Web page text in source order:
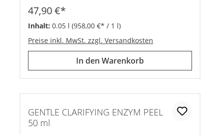
natürlichen Erneuerungsprozess der Haut sanft
anregen. Für ein glattes und geschmeidiges
Hautgefühl. pH: ~4,5 / Säuregehalt:
den natürlichen Erneuerungsprozess der Haut
anideal zur Behandlung feiner Linien und Falten
sowie bei unreiner Hautträgt bei regelmäßiger
Anwendung zur Verbesserung des Hautbildes
beihinterlässt einen ebenmäßigen
keratolytische Wirkung, spendet intensive
Zellstoffwechsel der HautWEINSÄURE (TARTARIC
ACID) | keratolytisch, mild adstringierend,
47,90 €*
Inhalt: 0.05 l (958,00 €* / 1 l)
Preise inkl. MwSt. zzgl. Versandkosten
In den Warenkorb
GENTLE CLARIFYING ENZYM PEEL
50 ml